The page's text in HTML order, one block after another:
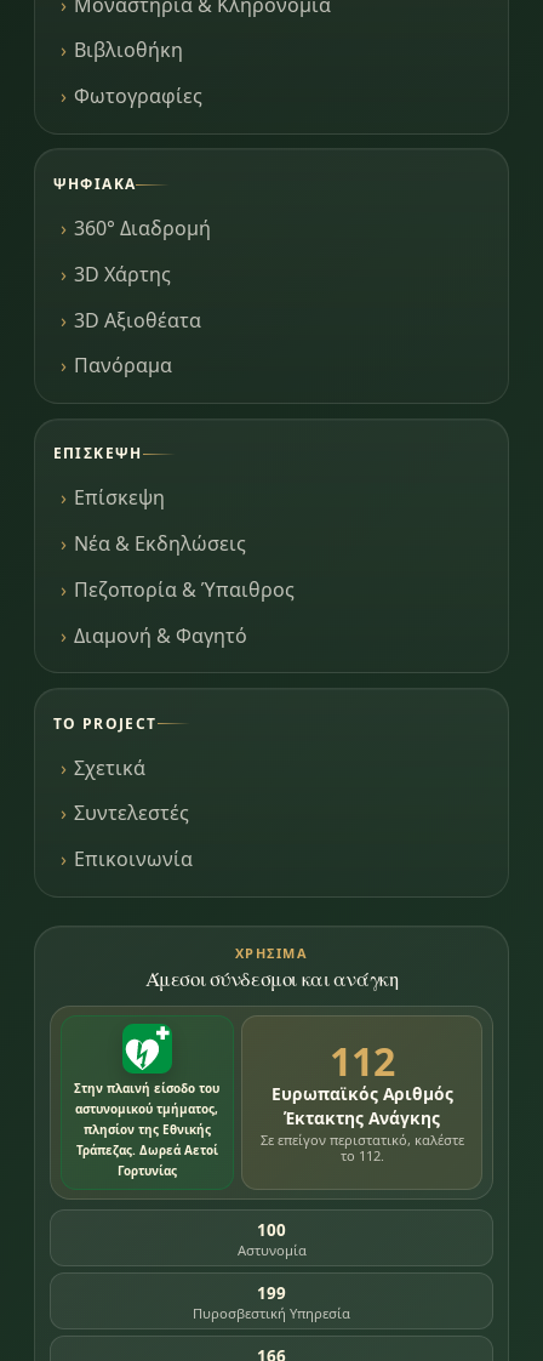
Βιβλιοθήκη
Φωτογραφίες
ΨΗΦΙΑΚΆ
360° Διαδρομή
3D Χάρτης
3D Αξιοθέατα
Πανόραμα
ΕΠΊΣΚΕΨΗ
Επίσκεψη
Νέα & Εκδηλώσεις
Πεζοπορία & Ύπαιθρος
Διαμονή & Φαγητό
ΤΟ PROJECT
Σχετικά
Συντελεστές
Επικοινωνία
ΧΡΉΣΙΜΑ
Άμεσοι σύνδεσμοι και ανάγκη
Στην πλαινή είσοδο του
αστυνομικού τμήματος,
πλησίον της Εθνικής
Τράπεζας. Δωρεά Αετοί
Γορτυνίας
112
Ευρωπαϊκός Αριθμός
Έκτακτης Ανάγκης
Σε επείγον περιστατικό, καλέστε
το 112.
100
Αστυνομία
199
Πυροσβεστική Υπηρεσία
166